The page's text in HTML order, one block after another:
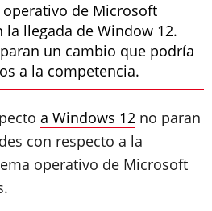
de Microsoft
llegada de Window 12.
un cambio que podría
a la competencia.
a Windows 12 no paran
con respecto a la
operativo de Microsoft